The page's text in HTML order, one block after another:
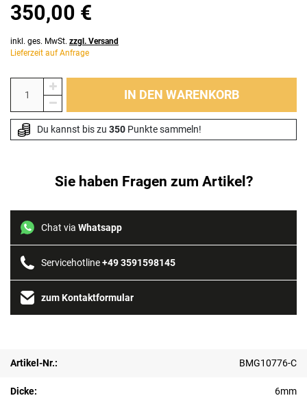
350,00 €
inkl. ges. MwSt. zzgl. Versand
Lieferzeit auf Anfrage
IN DEN WARENKORB
Du kannst bis zu 350 Punkte sammeln!
Sie haben Fragen zum Artikel?
Chat via Whatsapp
Servicehotline+49 3591598145
zum Kontaktformular
Artikel-Nr.: BMG10776-C
Dicke: 6mm